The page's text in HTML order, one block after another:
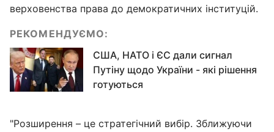
верховенства права до демократичних інституцій.
РЕКОМЕНДУЄМО:
США, НАТО і ЄС дали сигнал
Путіну щодо України - які рішення
готуються
"Розширення – це стратегічний вибір. Зближуючи